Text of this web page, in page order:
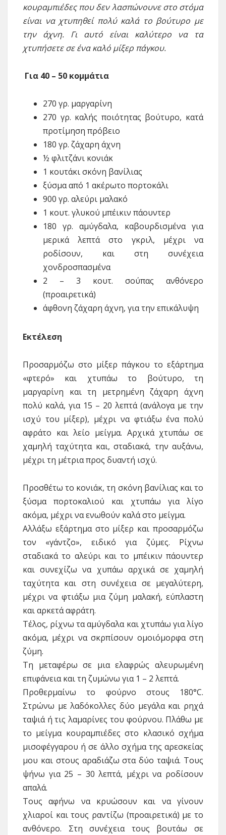
κουραμπιέδες που δεν λασπώνουνε στο στόμα
είναι να χτυπηθεί πολύ καλά το βούτυρο με
την άχνη. Γι αυτό είναι καλύτερο να τα
χτυπήσετε σε ένα καλό μίξερ πάγκου.
Για 40 – 50 κομμάτια
270 γρ. μαργαρίνη
270 γρ. καλής ποιότητας βούτυρο, κατά
προτίμηση πρόβειο
180 γρ. ζάχαρη άχνη
½ φλιτζάνι κονιάκ
1 κουτάκι σκόνη βανίλιας
ξύσμα από 1 ακέρωτο πορτοκάλι
900 γρ. αλεύρι μαλακό
1 κουτ. γλυκού μπέικιν πάουντερ
180 γρ. αμύγδαλα, καβουρδισμένα για
μερικά λεπτά στο γκριλ, μέχρι να
ροδίσουν, και στη συνέχεια
χονδροσπασμένα
2 – 3 κουτ. σούπας ανθόνερο
(προαιρετικά)
άφθονη ζάχαρη άχνη, για την επικάλυψη
Eκτέλεση
Προσαρμόζω στο μίξερ πάγκου το εξάρτημα
«φτερό» και χτυπάω το βούτυρο, τη
μαργαρίνη και τη μετρημένη ζάχαρη άχνη
πολύ καλά, για 15 – 20 λεπτά (ανάλογα με την
ισχύ του μίξερ), μέχρι να φτιάξω ένα πολύ
αφράτο και λείο μείγμα. Αρχικά χτυπάω σε
χαμηλή ταχύτητα και, σταδιακά, την αυξάνω,
μέχρι τη μέτρια προς δυαντή ισχύ.
Προσθέτω το κονιάκ, τη σκόνη βανίλιας και το
ξύσμα πορτοκαλιού και χτυπάω για λίγο
ακόμα, μέχρι να ενωθούν καλά στο μείγμα.
Αλλάξω εξάρτημα στο μίξερ και προσαρμόζω
τον «γάντζο», ειδικό για ζύμες. Ρίχνω
σταδιακά το αλεύρι και το μπέικιν πάουντερ
και συνεχίζω να χυπάω αρχικά σε χαμηλή
ταχύτητα και στη συνέχεια σε μεγαλύτερη,
μέχρι να φτιάξω μια ζύμη μαλακή, εύπλαστη
και αρκετά αφράτη.
Τέλος, ρίχνω τα αμύγδαλα και χτυπάω για λίγο
ακόμα, μέχρι να σκρπίσουν ομοιόμορφα στη
ζύμη.
Τη μεταφέρω σε μια ελαφρώς αλευρωμένη
επιφάνεια και τη ζυμώνω για 1 – 2 λεπτά.
Προθερμαίνω το φούρνο στους 180°C.
Στρώνω με λαδόκολλες δύο μεγάλα και ρηχά
ταψιά ή τις λαμαρίνες του φούρνου. Πλάθω με
το μείγμα κουραμπιέδες στο κλασικό σχήμα
μισοφέγγαρου ή σε άλλο σχήμα της αρεσκείας
μου και στους αραδιάζω στα δύο ταψιά. Τους
ψήνω για 25 – 30 λεπτά, μέχρι να ροδίσουν
απαλά.
Τους αφήνω να κρυώσουν και να γίνουν
χλιαροί και τους ραντίζω (προαιρετικά) με το
ανθόνερο. Στη συνέχεια τους βουτάω σε